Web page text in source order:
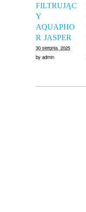
FILTRUJĄC
Y
AQUAPHO
R JASPER
30 sierpnia, 2025
by admin